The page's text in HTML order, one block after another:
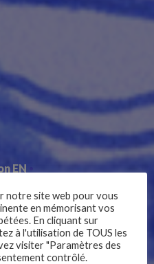
EN
96
picnic” on Callot Island.
notre site web pour vous
en mémorisant vos
En cliquant sur
à l'utilisation de TOUS les
visiter "Paramètres des
contrôlé.